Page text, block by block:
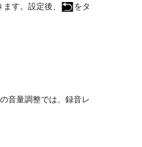
す。設定後、
をタ
音量調整では、録音レ